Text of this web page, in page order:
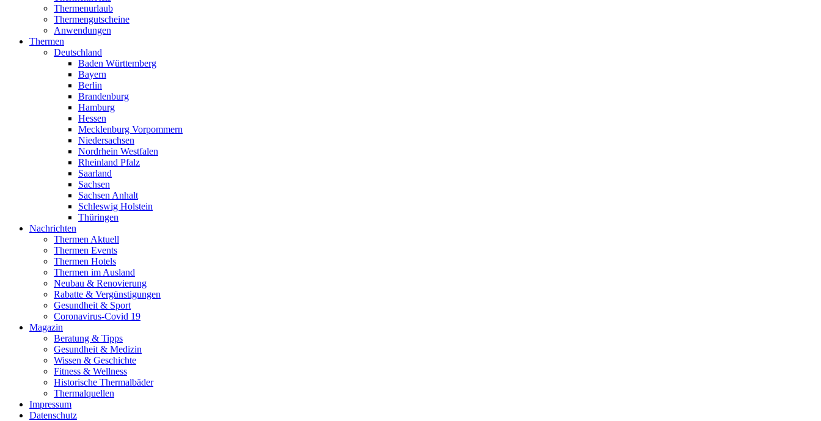
Thermenurlaub
Thermengutscheine
Anwendungen
Thermen
Deutschland
Baden Württemberg
Bayern
Berlin
Brandenburg
Hamburg
Hessen
Mecklenburg Vorpommern
Niedersachsen
Nordrhein Westfalen
Rheinland Pfalz
Saarland
Sachsen
Sachsen Anhalt
Schleswig Holstein
Thüringen
Nachrichten
Thermen Aktuell
Thermen Events
Thermen Hotels
Thermen im Ausland
Neubau & Renovierung
Rabatte & Vergünstigungen
Gesundheit & Sport
Coronavirus-Covid 19
Magazin
Beratung & Tipps
Gesundheit & Medizin
Wissen & Geschichte
Fitness & Wellness
Historische Thermalbäder
Thermalquellen
Impressum
Datenschutz